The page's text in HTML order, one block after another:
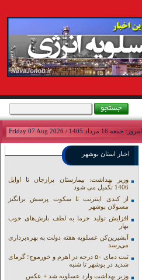
امروز: جمعه 16 مرداد 1405 / Friday 07 Aug 2026
اخبار استان بوشهر
وزیر بهداشت: بیمارستان برازجان تا اوایل
1406 تکمیل می شود
از کندی اینترنت تا سکوت پرسش برانگیز
مسولان بوشهر
افزایش تولید خرما به لطف بارش‌های خوب
بهار
آبشیرین‌کن عسلویه هفته دولت به بهره‌برداری
می‌رسد
ثبت دمای ۵۰ درجه در اهرم و خورموج؛ گرمای
شدید در بوشهر تا شنبه
وزیر بهداشت وارد عسلویه شد + عکس